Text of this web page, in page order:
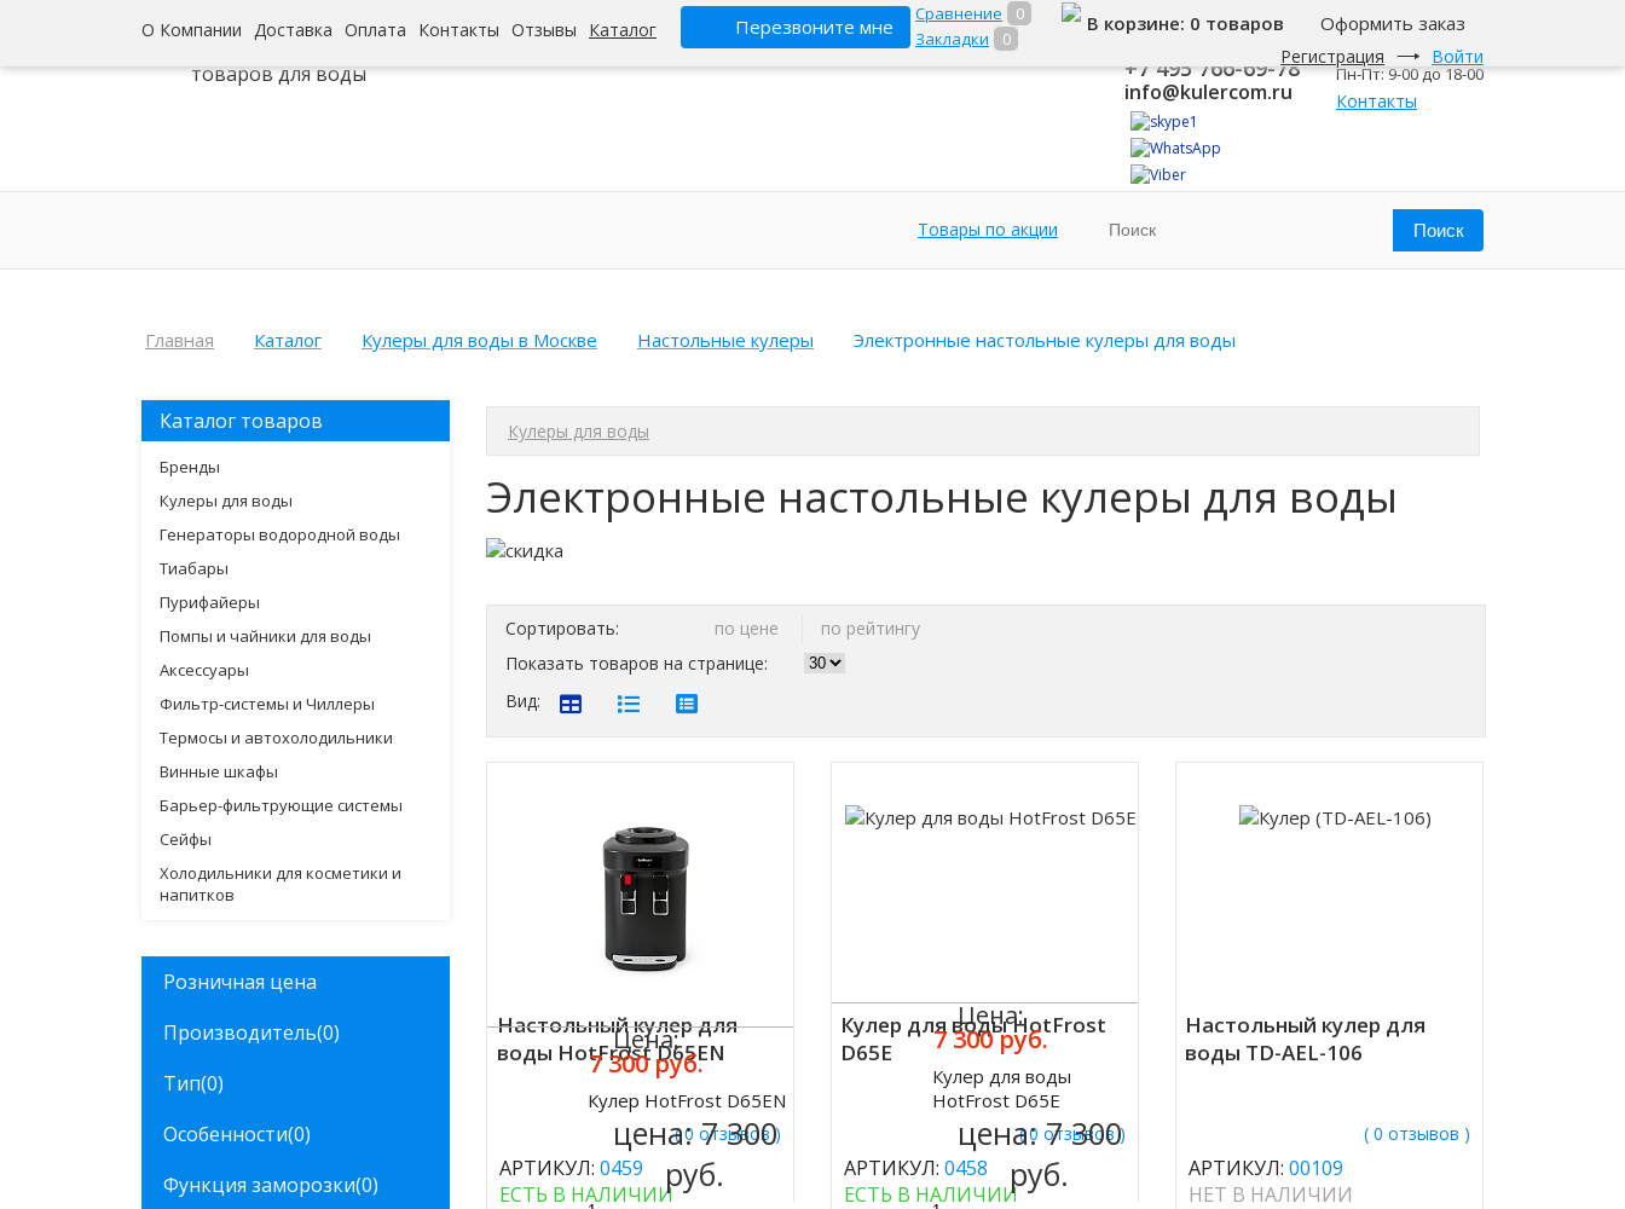
О Компании Доставка Оплата Контакты Отзывы Каталог Перезвоните мне
Сравнение
0
Закладки
0
Регистрация Войти
В корзине: 0 товаров Оформить заказ
Интернет-гипермаркет
товаров для воды
8 800 500-345-1
+7 495 766-69-78
info@kulercom.ru
Москва
Пн-Пт: 9-00 до 18-00
Контакты
Товары по акции
Главная Каталог Кулеры для воды в Москве Настольные кулеры Электронные настольные кулеры для воды
Каталог товаров
Бренды
Кулеры для воды
Генераторы водородной воды
Тиабары
Пурифайеры
Помпы и чайники для воды
Аксессуары
Фильтр-системы и Чиллеры
Термосы и автохолодильники
Винные шкафы
Барьер-фильтрующие системы
Сейфы
Холодильники для косметики и
напитков
Розничная цена
Производитель(0)
Тип(0)
Особенности(0)
Функция заморозки(0)
Кулеры для воды
Электронные настольные кулеры для воды
Сортировать: по цене
по рейтингу
Показать товаров на странице:
Вид:
Настольный кулер для
воды HotFrost D65EN
( 0 отзывов )
АРТИКУЛ: 0459
ЕСТЬ В НАЛИЧИИ
Цена:
7 300 руб.
Кулер HotFrost D65EN
цена:7 300
руб.
Кулер для воды HotFrost
D65E
( 0 отзывов )
АРТИКУЛ: 0458
ЕСТЬ В НАЛИЧИИ
Цена:
7 300 руб.
Кулер для воды
HotFrost D65E
цена:7 300
руб.
Настольный кулер для
воды TD-AEL-106
( 0 отзывов )
АРТИКУЛ: 00109
НЕТ В НАЛИЧИИ